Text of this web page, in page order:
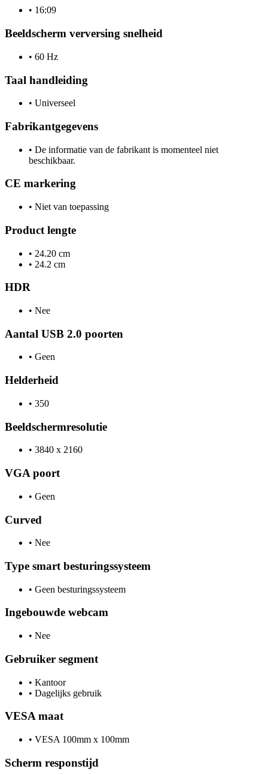
• 16:09
Beeldscherm verversing snelheid
• 60 Hz
Taal handleiding
• Universeel
Fabrikantgegevens
• De informatie van de fabrikant is momenteel niet
beschikbaar.
CE markering
• Niet van toepassing
Product lengte
• 24.20 cm
• 24.2 cm
HDR
• Nee
Aantal USB 2.0 poorten
• Geen
Helderheid
• 350
Beeldschermresolutie
• 3840 x 2160
VGA poort
• Geen
Curved
• Nee
Type smart besturingssysteem
• Geen besturingssysteem
Ingebouwde webcam
• Nee
Gebruiker segment
• Kantoor
• Dagelijks gebruik
VESA maat
• VESA 100mm x 100mm
Scherm responstijd